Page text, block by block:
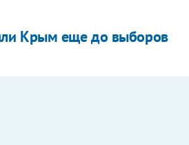
Крым еще до выборов